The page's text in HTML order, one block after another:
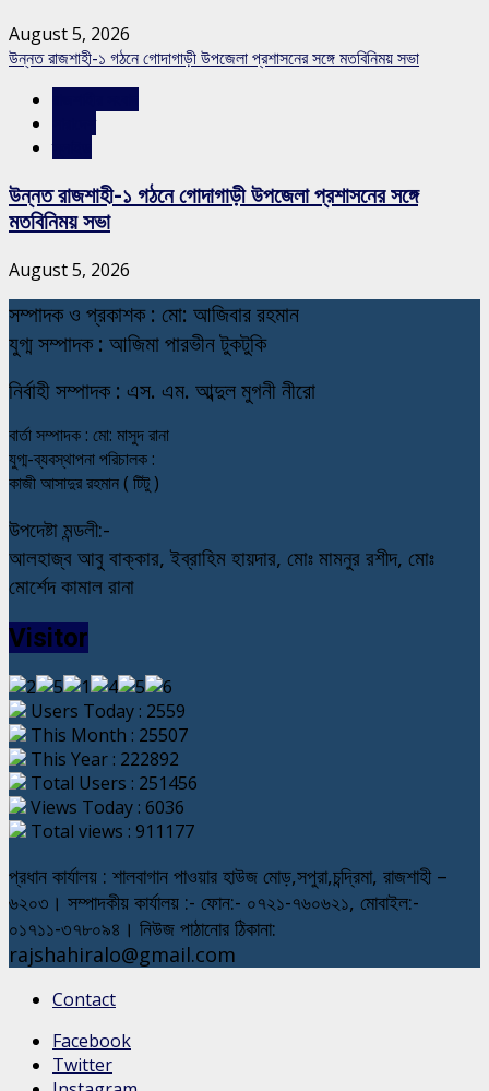
August 5, 2026
উন্নত রাজশাহী-১ গঠনে গোদাগাড়ী উপজেলা প্রশাসনের সঙ্গে মতবিনিময় সভা
উন্নত রাজশাহী-১ গঠনে গোদাগাড়ী উপজেলা প্রশাসনের সঙ্গে
মতবিনিময় সভা
August 5, 2026
সম্পাদক ও প্রকাশক : মো: আজিবার রহমান
যুগ্ম সম্পাদক : আজিমা পারভীন টুকটুকি
নির্বাহী সম্পাদক : এস. এম. আব্দুল মুগনী নীরো
বার্তা সম্পাদক : মো: মাসুদ রানা
যুগ্ম-ব্যবস্থাপনা পরিচালক :
কাজী আসাদুর রহমান ( টিটু )
উপদেষ্টা মন্ডলী:-
আলহাজ্ব আবু বাক্কার, ইব্রাহিম হায়দার, মোঃ মামনুর রশীদ, মোঃ
মোর্শেদ কামাল রানা
Visitor
Users Today : 2559
This Month : 25507
This Year : 222892
Total Users : 251456
Views Today : 6036
Total views : 911177
প্রধান কার্যালয় : শালবাগান পাওয়ার হাউজ মোড়,সপুরা,চন্দ্রিমা, রাজশাহী –
৬২০৩। সম্পাদকীয় কার্যালয় :- ফোন:- ০৭২১-৭৬০৬২১, মোবাইল:-
০১৭১১-৩৭৮০৯৪। নিউজ পাঠানোর ঠিকানা:
rajshahiralo@gmail.com
Contact
Facebook
Twitter